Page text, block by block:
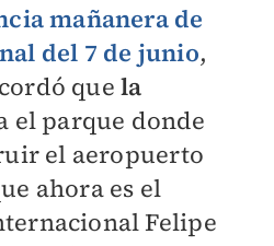
mañanera de
del 7 de junio,
quela
el parque donde
el aeropuerto
ahora es el
Felipe